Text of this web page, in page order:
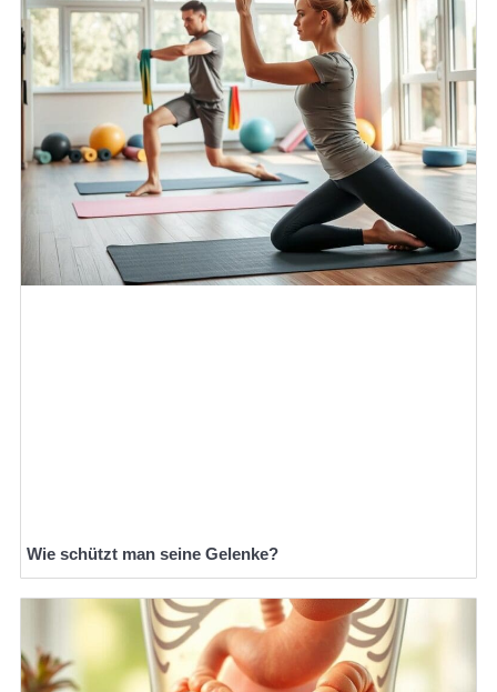
Wie schützt man seine Gelenke?